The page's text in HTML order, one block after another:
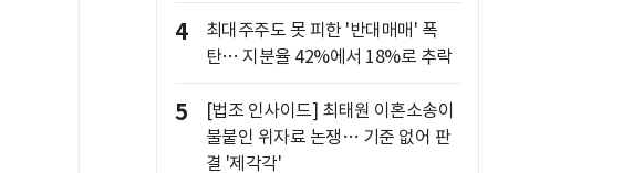
4
최대주주도 못 피한 '반대매매' 폭
탄… 지분율 42%에서 18%로 추락
5
[법조 인사이드] 최태원 이혼소송이
불붙인 위자료 논쟁… 기준 없어 판
결 '제각각'